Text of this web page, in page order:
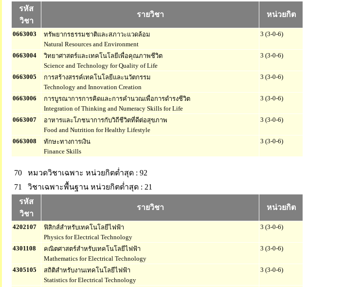
รหัส
วิชา
รายวิชา หน่วยกิต
0663003
ทรัพยากรธรรมชาติและสภาวะแวดล้อม
Natural Resources and Environment
3 (3-0-6)
0663004
วิทยาศาสตร์และเทคโนโลยีเพื่อคุณภาพชีวิต
Science and Technology for Quality of Life
3 (3-0-6)
0663005
การสร้างสรรค์เทคโนโลยีและนวัตกรรม
Technology and Innovation Creation
3 (3-0-6)
0663006
การบูรณาการการคิดและการคำนวณเพื่อการดำรงชีวิต
Integration of Thinking and Numeracy Skills for Life
3 (3-0-6)
0663007
อาหารและโภชนาการกับวิถีชีวิตที่ดีต่อสุขภาพ
Food and Nutrition for Healthy Lifestyle
3 (3-0-6)
0663008
ทักษะทางการเงิน
Finance Skills
3 (3-0-6)
70 หมวดวิชาเฉพาะ หน่วยกิตต่ำสุด : 92
71 วิชาเฉพาะพื้นฐาน หน่วยกิตต่ำสุด : 21
รหัส
วิชา
รายวิชา หน่วยกิต
4202107
ฟิสิกส์สำหรับเทคโนโลยีไฟฟ้า
Physics for Electrical Technology
3 (3-0-6)
4301108
คณิตศาสตร์สำหรับเทคโนโลยีไฟฟ้า
Mathematics for Electrical Technology
3 (3-0-6)
4305105
สถิติสำหรับงานเทคโนโลยีไฟฟ้า
Statistics for Electrical Technology
3 (3-0-6)